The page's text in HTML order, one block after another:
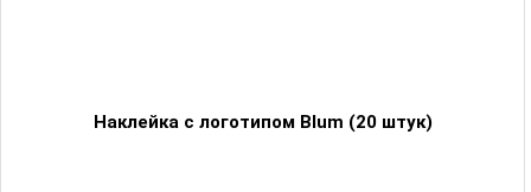
Наклейка с логотипом Blum (20 штук)